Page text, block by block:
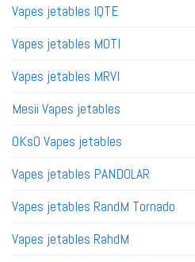
Vapes jetables IQTE
Vapes jetables MOTI
Vapes jetables MRVI
Mesii Vapes jetables
OKsO Vapes jetables
Vapes jetables PANDOLAR
Vapes jetables RandM Tornado
Vapes jetables RahdM